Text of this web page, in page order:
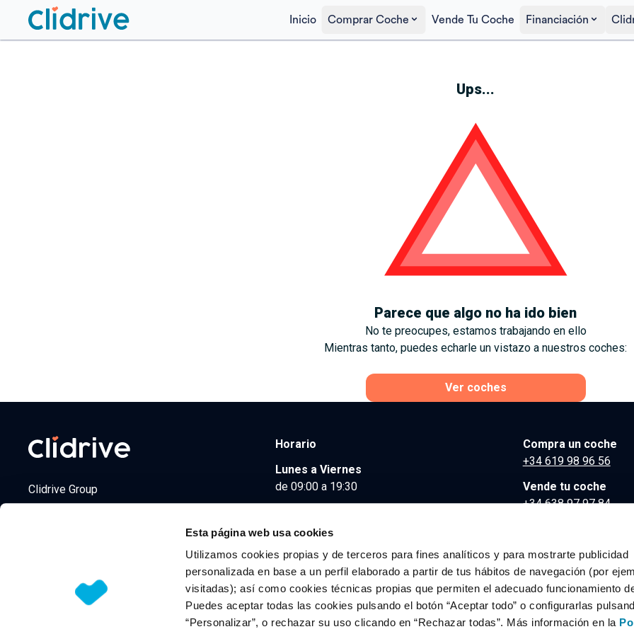
Esta página web usa cookies
Utilizamos cookies propias y de terceros para fines analíticos y para mostrarte publicidad
personalizada en base a un perfil elaborado a partir de tus hábitos de navegación (por
visitadas); así como cookies técnicas propias que permiten el adecuado funcionamiento
Puedes aceptar todas las cookies pulsando el botón “Aceptar todo” o configurarlas
“Personalizar”, o rechazar su uso clicando en “Rechazar todas”. Más información en la
Inicio Comprar Coche Vende Tu Coche Financiación
Ups...
Parece que algo no ha ido bien
No te preocupes, estamos trabajando en ello
Mientras tanto, puedes echarle un vistazo a nuestros coches:
Ver coches
Clidrive Group
Horario
Lunes a Viernes
de 09:00 a 19:30
Compra un coche
+34 619 98 96 56
Vende tu coche
+34 638 97 97 84
© 2026 CLIDRIVE CAPITAL, SOCIEDAD LIMITADA. Todos los derechos reservados.